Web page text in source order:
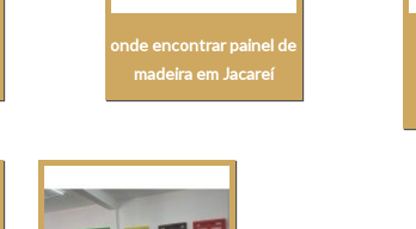
onde encontrar painel de
madeira em Jacareí